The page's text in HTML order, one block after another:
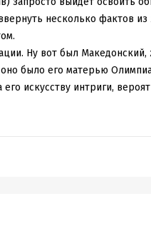
несколько фактов
Ну вот был
было его матерью
искусству интриги,
народов, жестокость и
истории великого
время где-то в очереди к